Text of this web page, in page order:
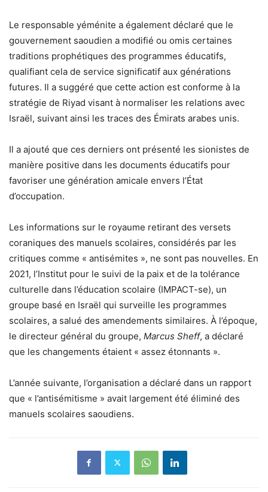
Le responsable yéménite a également déclaré que le
gouvernement saoudien a modifié ou omis certaines
traditions prophétiques des programmes éducatifs,
qualifiant cela de service significatif aux générations
futures. Il a suggéré que cette action est conforme à la
stratégie de Riyad visant à normaliser les relations avec
Israël, suivant ainsi les traces des Émirats arabes unis.
Il a ajouté que ces derniers ont présenté les sionistes de
manière positive dans les documents éducatifs pour
favoriser une génération amicale envers l’État
d’occupation.
Les informations sur le royaume retirant des versets
coraniques des manuels scolaires, considérés par les
critiques comme « antisémites », ne sont pas nouvelles. En
2021, l’Institut pour le suivi de la paix et de la tolérance
culturelle dans l’éducation scolaire (IMPACT-se), un
groupe basé en Israël qui surveille les programmes
scolaires, a salué des amendements similaires. À l’époque,
le directeur général du groupe, Marcus Sheff, a déclaré
que les changements étaient « assez étonnants ».
L’année suivante, l’organisation a déclaré dans un rapport
que « l’antisémitisme » avait largement été éliminé des
manuels scolaires saoudiens.